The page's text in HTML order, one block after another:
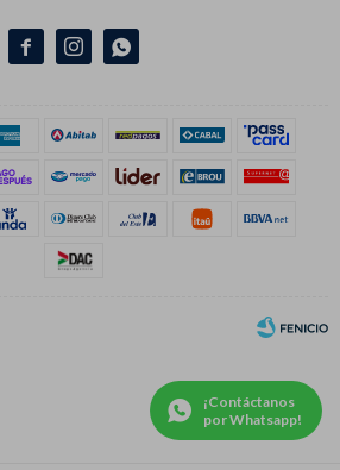
  
¡Contáctanos
por Whatsapp!